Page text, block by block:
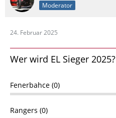
Moderator
24. Februar 2025
Wer wird EL Sieger 2025?
Fenerbahce (0)
Rangers (0)